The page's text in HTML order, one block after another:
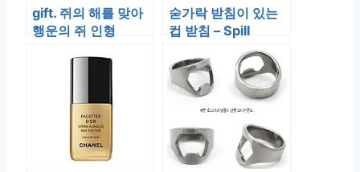
gift. 쥐의 해를 맞아
행운의 쥐 인형
숟가락 받침이 있는
컵 받침 – Spill